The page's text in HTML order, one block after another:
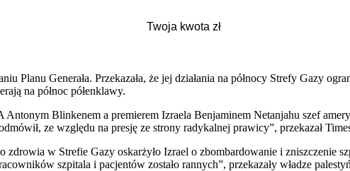
Planu Generała. Przekazała, że jej działania na północy Strefy Gazy
na północ półenklawy.
Antonym Blinkenem a premierem Izraela Benjaminem Netanjahu szef
ze względu na presję ze strony radykalnej prawicy”, przekazał
zdrowia w Strefie Gazy oskarżyło Izrael o zbombardowanie i zniszczenie
szpitala i pacjentów zostało rannych”, przekazały władze